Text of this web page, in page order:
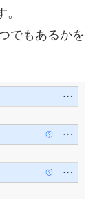
でもあるかを